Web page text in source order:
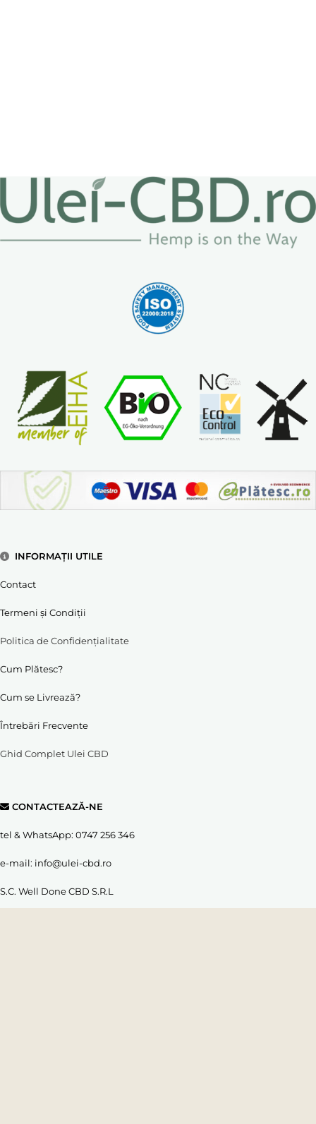
INFORMAȚII UTILE
Contact
Termeni și Condiții
Politica de Confidențialitate
Cum Plătesc?
Cum se Livrează?
Întrebări Frecvente
Ghid Complet Ulei CBD
CONTACTEAZĂ-NE
tel & WhatsApp: 0747 256 346
e-mail: info@ulei-cbd.ro
S.C. Well Done CBD S.R.L